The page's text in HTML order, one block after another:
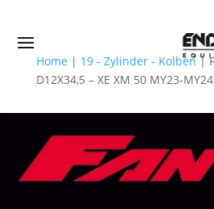
Home | 19 - Zylinder - Kolben|
D12X34,5 – XE XM 50 MY23-MY24